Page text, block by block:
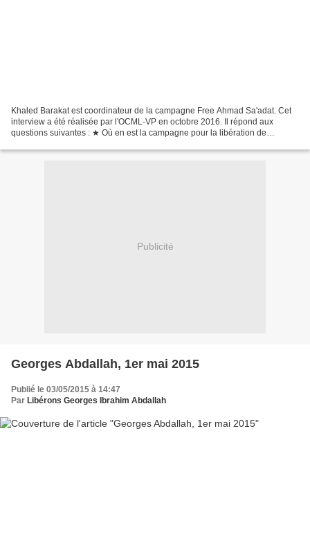
Khaled Barakat est coordinateur de la campagne Free Ahmad Sa'adat. Cet
interview a été réalisée par l'OCML-VP en octobre 2016. Il répond aux
questions suivantes : ★ Où en est la campagne pour la libération de
Publicité
Georges Abdallah, 1er mai 2015
Publié le 03/05/2015 à 14:47
Par Libérons Georges Ibrahim Abdallah